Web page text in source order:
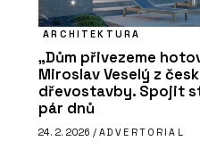
ARCHITEKTURA
„Dům přivezeme
Miroslav Veselý z
dřevostavby. Spojit
pár dnů
24. 2. 2026 / ADVERTORIAL